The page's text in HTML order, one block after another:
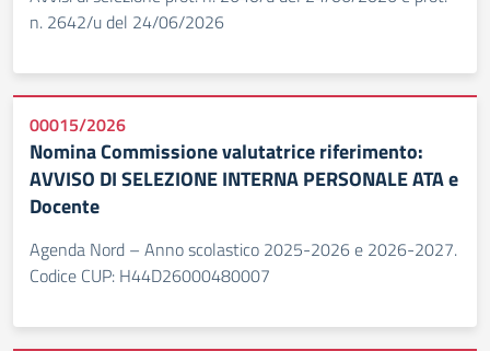
n. 2642/u del 24/06/2026
00015/2026
Nomina Commissione valutatrice riferimento:
AVVISO DI SELEZIONE INTERNA PERSONALE ATA e
Docente
Agenda Nord – Anno scolastico 2025-2026 e 2026-2027.
Codice CUP: H44D26000480007